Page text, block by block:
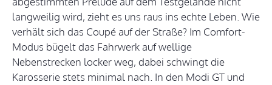
langweilig wird, zieht es uns raus ins echte Leben. Wie
verhält sich das Coupé auf der Straße? Im Comfort-
Modus bügelt das Fahrwerk auf wellige
Nebenstrecken locker weg, dabei schwingt die
Karosserie stets minimal nach. In den Modi GT und